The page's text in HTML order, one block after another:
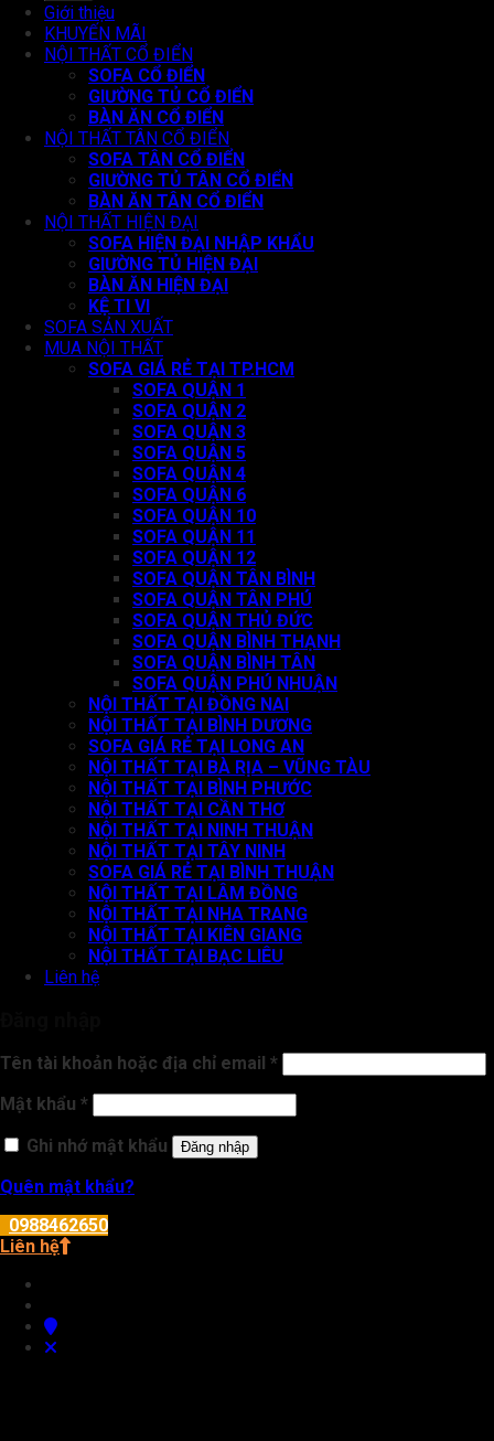
Giới thiệu
KHUYẾN MÃI
NỘI THẤT CỔ ĐIỂN
SOFA CỔ ĐIỂN
GIƯỜNG TỦ CỔ ĐIỂN
BÀN ĂN CỔ ĐIỂN
NỘI THẤT TÂN CỔ ĐIỂN
SOFA TÂN CỔ ĐIỂN
GIƯỜNG TỦ TÂN CỔ ĐIỂN
BÀN ĂN TÂN CỔ ĐIỂN
NỘI THẤT HIỆN ĐẠI
SOFA HIỆN ĐẠI NHẬP KHẨU
GIƯỜNG TỦ HIỆN ĐẠI
BÀN ĂN HIỆN ĐẠI
KỆ TI VI
SOFA SẢN XUẤT
MUA NỘI THẤT
SOFA GIÁ RẺ TẠI TP.HCM
SOFA QUẬN 1
SOFA QUẬN 2
SOFA QUẬN 3
SOFA QUẬN 5
SOFA QUẬN 4
SOFA QUẬN 6
SOFA QUẬN 10
SOFA QUẬN 11
SOFA QUẬN 12
SOFA QUẬN TÂN BÌNH
SOFA QUẬN TÂN PHÚ
SOFA QUẬN THỦ ĐỨC
SOFA QUẬN BÌNH THẠNH
SOFA QUẬN BÌNH TÂN
SOFA QUẬN PHÚ NHUẬN
NỘI THẤT TẠI ĐỒNG NAI
NỘI THẤT TẠI BÌNH DƯƠNG
SOFA GIÁ RẺ TẠI LONG AN
NỘI THẤT TẠI BÀ RỊA – VŨNG TÀU
NỘI THẤT TẠI BÌNH PHƯỚC
NỘI THẤT TẠI CẦN THƠ
NỘI THẤT TẠI NINH THUẬN
NỘI THẤT TẠI TÂY NINH
SOFA GIÁ RẺ TẠI BÌNH THUẬN
NỘI THẤT TẠI LÂM ĐỒNG
NỘI THẤT TẠI NHA TRANG
NỘI THẤT TẠI KIÊN GIANG
NỘI THẤT TẠI BẠC LIÊU
Liên hệ
Tên tài khoản hoặc địa chỉ email *
Mật khẩu *
Ghi nhớ mật khẩu
Đăng nhập
Quên mật khẩu?
0988462650
Liên hệ